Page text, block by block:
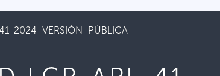
2024_VERSIÓN_PÚBLICA